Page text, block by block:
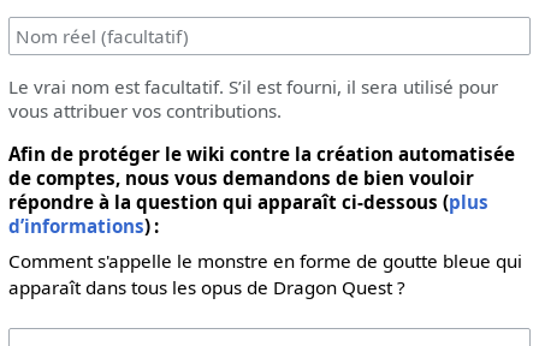
Le vrai nom est facultatif. S’il est fourni, il sera utilisé pour
vous attribuer vos contributions.
Afin de protéger le wiki contre la création automatisée
de comptes, nous vous demandons de bien vouloir
répondre à la question qui apparaît ci-dessous (plus
d’informations) :
Comment s'appelle le monstre en forme de goutte bleue qui
apparaît dans tous les opus de Dragon Quest ?